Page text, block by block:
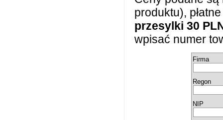
produktu),
przesylki 30
wpisać numer
Firma
Regon
NIP